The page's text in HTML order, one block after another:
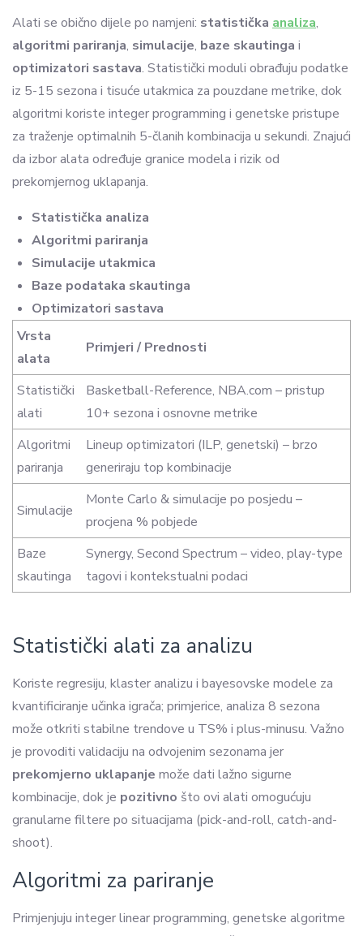
Alati se obično dijele po namjeni: statistička analiza,
algoritmi pariranja, simulacije, baze skautinga i
optimizatori sastava. Statistički moduli obrađuju podatke
iz 5-15 sezona i tisuće utakmica za pouzdane metrike, dok
algoritmi koriste integer programming i genetske pristupe
za traženje optimalnih 5-članih kombinacija u sekundi. Znajući
da izbor alata određuje granice modela i rizik od
prekomjernog uklapanja.
Statistička analiza
Algoritmi pariranja
Simulacije utakmica
Baze podataka skautinga
Optimizatori sastava
Vrsta
alata
Primjeri / Prednosti
Statistički
alati
Basketball-Reference, NBA.com – pristup
10+ sezona i osnovne metrike
Algoritmi
pariranja
Lineup optimizatori (ILP, genetski) – brzo
generiraju top kombinacije
Simulacije
Monte Carlo & simulacije po posjedu –
procjena % pobjede
Baze
skautinga
Synergy, Second Spectrum – video, play-type
tagovi i kontekstualni podaci
Statistički alati za analizu
Koriste regresiju, klaster analizu i bayesovske modele za
kvantificiranje učinka igrača; primjerice, analiza 8 sezona
može otkriti stabilne trendove u TS% i plus-minusu. Važno
je provoditi validaciju na odvojenim sezonama jer
prekomjerno uklapanje može dati lažno sigurne
kombinacije, dok je pozitivno što ovi alati omogućuju
granularne filtere po situacijama (pick-and-roll, catch-and-
shoot).
Algoritmi za pariranje
Primjenjuju integer linear programming, genetske algoritme